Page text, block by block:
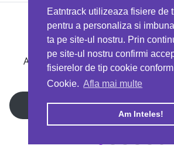
Eatntrack utilizeaza fisiere de
pentru a personaliza si
ta pe site-ul nostru. Prin
pe site-ul nostru confirmi
fisierelor de tip cookie
Cookie. Afla mai multe
Am Inteles!
Copyright © 2026 EAT & TRACK S.R.L
Ai 40%reducere la orice comandă
EATTRACK
Profită acum